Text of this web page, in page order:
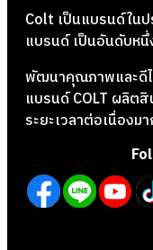
Colt เป็นแบรนด์ใน
แบรนด์ เป็นอันดับห
พัฒนาคุณภาพและดี
แบรนด์ COLT ผลิตสิ
ระยะเวลาต่อเนื่องม